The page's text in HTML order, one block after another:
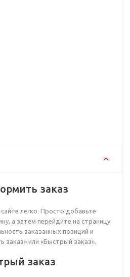
заказ
легко. Просто добавьте
а затем перейдите на страницу
заказанных позиций и
или «Быстрый заказ».
заказ